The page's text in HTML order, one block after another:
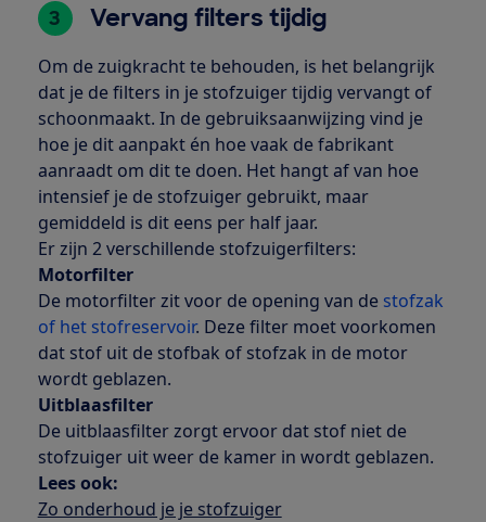
3 Vervang filters tijdig
Om de zuigkracht te behouden, is het belangrijk
dat je de filters in je stofzuiger tijdig vervangt of
schoonmaakt. In de gebruiksaanwijzing vind je
hoe je dit aanpakt én hoe vaak de fabrikant
aanraadt om dit te doen. Het hangt af van hoe
intensief je de stofzuiger gebruikt, maar
gemiddeld is dit eens per half jaar.
Er zijn 2 verschillende stofzuigerfilters:
Motorfilter
De motorfilter zit voor de opening van de stofzak
of het stofreservoir. Deze filter moet voorkomen
dat stof uit de stofbak of stofzak in de motor
wordt geblazen.
Uitblaasfilter
De uitblaasfilter zorgt ervoor dat stof niet de
stofzuiger uit weer de kamer in wordt geblazen.
Lees ook:
Zo onderhoud je je stofzuiger